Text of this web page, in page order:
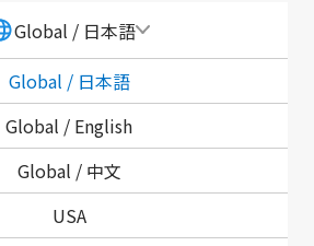
Global / 日本語
Global / 日本語
Global / English
Global / 中文
USA
保護と活用
的財産の適切な保護および社外の
活用が競争優位性の源泉になると
財産への積極的な投資を行うととも
社会と事業に貢献する取り組みを